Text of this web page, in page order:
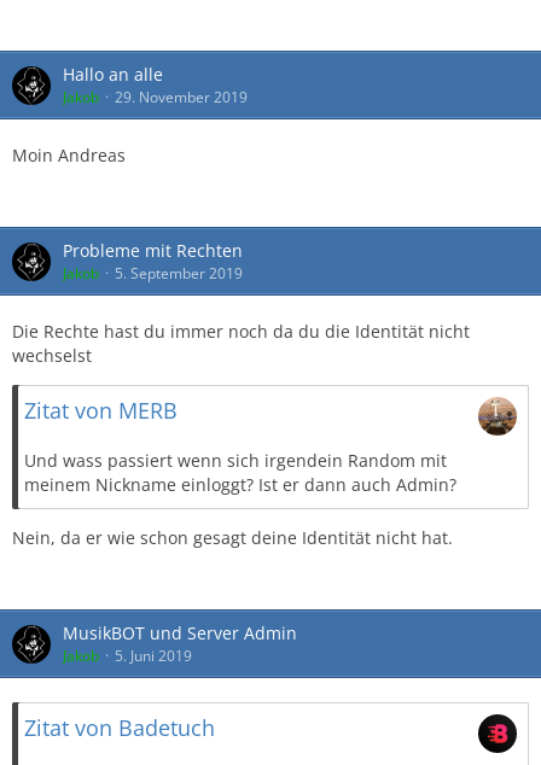
Hallo an alle
Jakob 29. November 2019
Moin Andreas
Probleme mit Rechten
Jakob 5. September 2019
Die Rechte hast du immer noch da du die Identität nicht
wechselst
Zitat von MERB
Und wass passiert wenn sich irgendein Random mit
meinem Nickname einloggt? Ist er dann auch Admin?
Nein, da er wie schon gesagt deine Identität nicht hat.
MusikBOT und Server Admin
Jakob 5. Juni 2019
Zitat von Badetuch